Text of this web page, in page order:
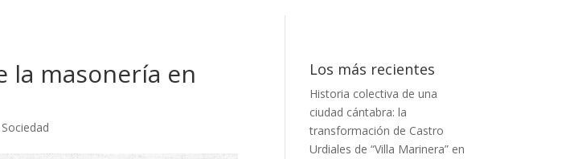
la masonería en
Sociedad
Los más recientes
Historia colectiva de una
ciudad cántabra: la
transformación de Castro
Urdiales de “Villa Marinera” en